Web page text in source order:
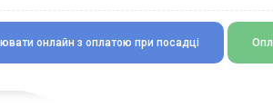
онлайн з оплатою при посадці